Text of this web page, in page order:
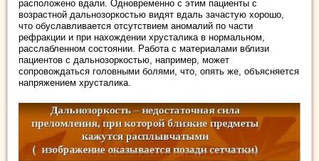
расположено вдали. Одновременно с этим пациенты с
возрастной дальнозоркостью видят вдаль зачастую хорошо,
что обуславливается отсутствием аномалий по части
рефракции и при нахождении хрусталика в нормальном,
расслабленном состоянии. Работа с материалами вблизи
пациентов с дальнозоркостью, например, может
сопровождаться головными болями, что, опять же, объясняется
напряжением хрусталика.